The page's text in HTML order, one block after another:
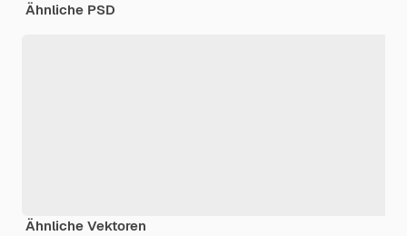
Ähnliche PSD
Ähnliche Vektoren